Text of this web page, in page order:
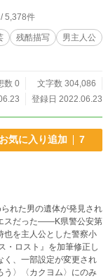
ー４』ではなく、その
と、雪弥の大切な家族も
5,378件
残酷描写
男主人公
数 0
文字数 304,086
登録日 2022.06.23
お気に入り追加 7
れた男の遺体が発見され
スだった――K県警公安第
也を主人公とした警察小
・ロスト』を加筆修正し
く、一部設定が変更され
う〉〈カクヨム〉にのみ